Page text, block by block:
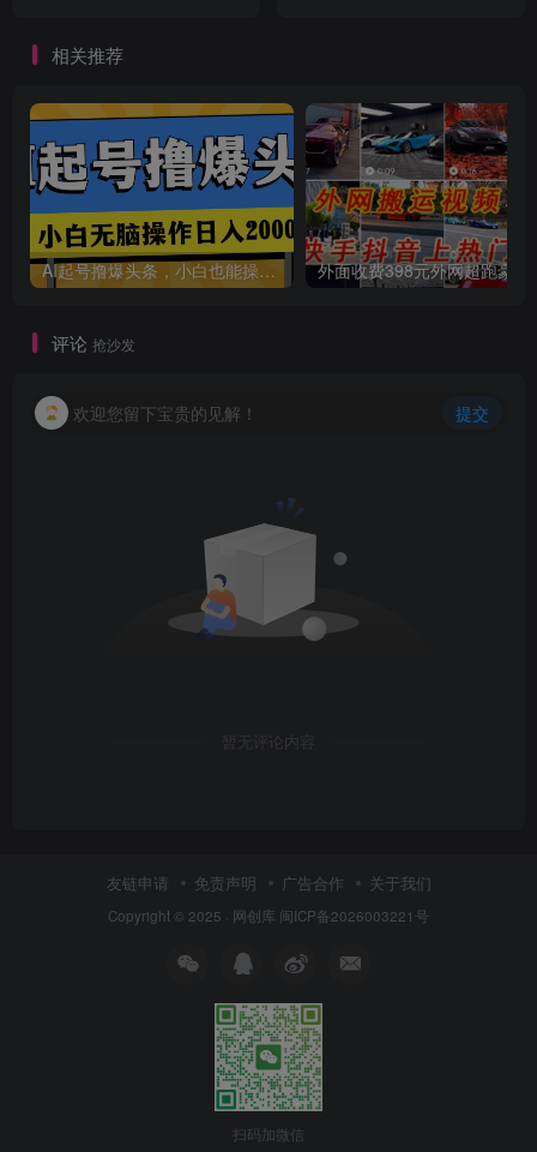
相关推荐
AI起号撸爆头条，小白也能操作，日入2000+
评论 抢沙发
欢迎您留下宝贵的见解！ 提交
暂无评论内容
友链申请 免责声明 广告合作 关于我们
Copyright © 2025 · 网创库 闽ICP备2026003221号
扫码加微信